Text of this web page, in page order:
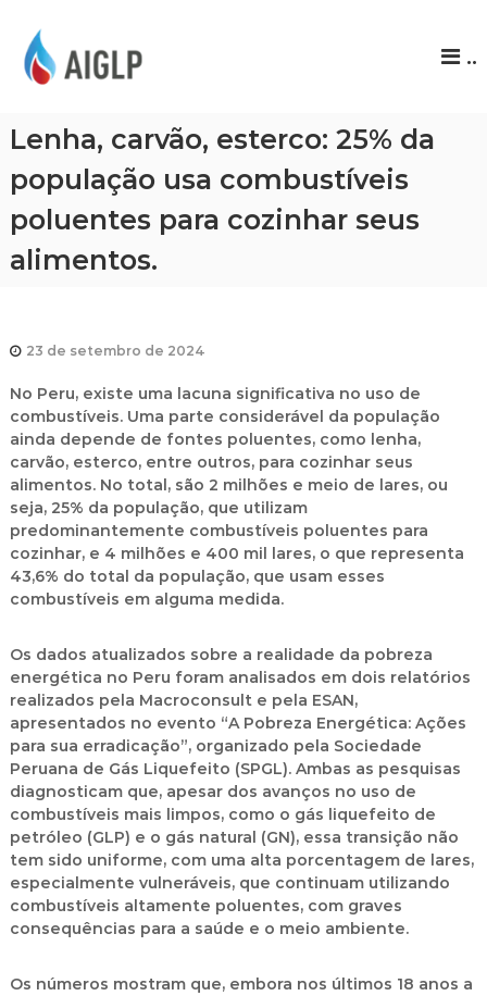
P
..
Lenha, carvão, esterco: 25% da
população usa combustíveis
poluentes para cozinhar seus
alimentos.
23 de setembro de 2024
No Peru, existe uma lacuna significativa no uso de
combustíveis. Uma parte considerável da população
ainda depende de fontes poluentes, como lenha,
carvão, esterco, entre outros, para cozinhar seus
alimentos. No total, são 2 milhões e meio de lares, ou
seja, 25% da população, que utilizam
predominantemente combustíveis poluentes para
cozinhar, e 4 milhões e 400 mil lares, o que representa
43,6% do total da população, que usam esses
combustíveis em alguma medida.
Os dados atualizados sobre a realidade da pobreza
energética no Peru foram analisados em dois relatórios
realizados pela Macroconsult e pela ESAN,
apresentados no evento “A Pobreza Energética: Ações
para sua erradicação”, organizado pela Sociedade
Peruana de Gás Liquefeito (SPGL). Ambas as pesquisas
diagnosticam que, apesar dos avanços no uso de
combustíveis mais limpos, como o gás liquefeito de
petróleo (GLP) e o gás natural (GN), essa transição não
tem sido uniforme, com uma alta porcentagem de lares,
especialmente vulneráveis, que continuam utilizando
combustíveis altamente poluentes, com graves
consequências para a saúde e o meio ambiente.
Os números mostram que, embora nos últimos 18 anos a